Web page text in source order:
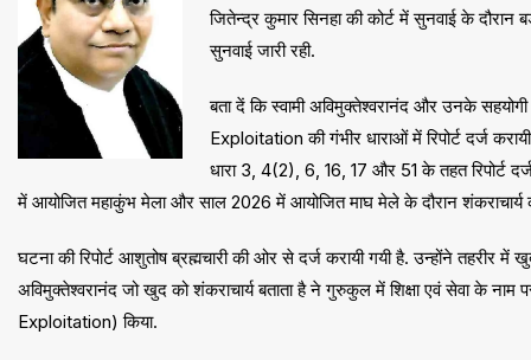
जितेन्द्र कुमार सिनहा की कोर्ट में सुनवाई के
सुनवाई जारी रही.
बता दें कि स्वामी अविमुक्तेश्वरानंद और उनके
Exploitation की गंभीर धाराओं में रिपोर्ट दर्ज
धारा 3, 4(2), 6, 16, 17 और 51 के तहत
में आयोजित महाकुंभ मेला और साल 2026 में आयोजित माघ मेले के दौरान शंकराचार्य
घटना की रिपोर्ट आशुतोष ब्रह्मचारी की ओर से दर्ज करायी गयी है. उन्होंने तहरीर में
अविमुक्तेश्वरानंद जो खुद को शंकराचार्य बताता है ने गुरुकुल में शिक्षा एवं सेवा के
Exploitation) किया.